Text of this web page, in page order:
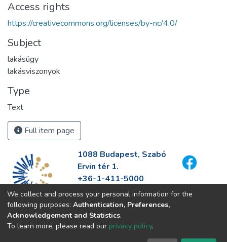
Access rights
https://creativecommons.org/licenses/by-nc/4.0/
Subject
lakásügy
lakásviszonyok
Type
Text
Full item page
1088 Budapest, Szabó
Ervin tér 1.
+36-1-411-5000
info@fszek.hu
https://fszek.hu
We collect and process your personal information for the
following purposes: Authentication, Preferences,
Acknowledgement and Statistics.
To learn more, please read our privacy policy.